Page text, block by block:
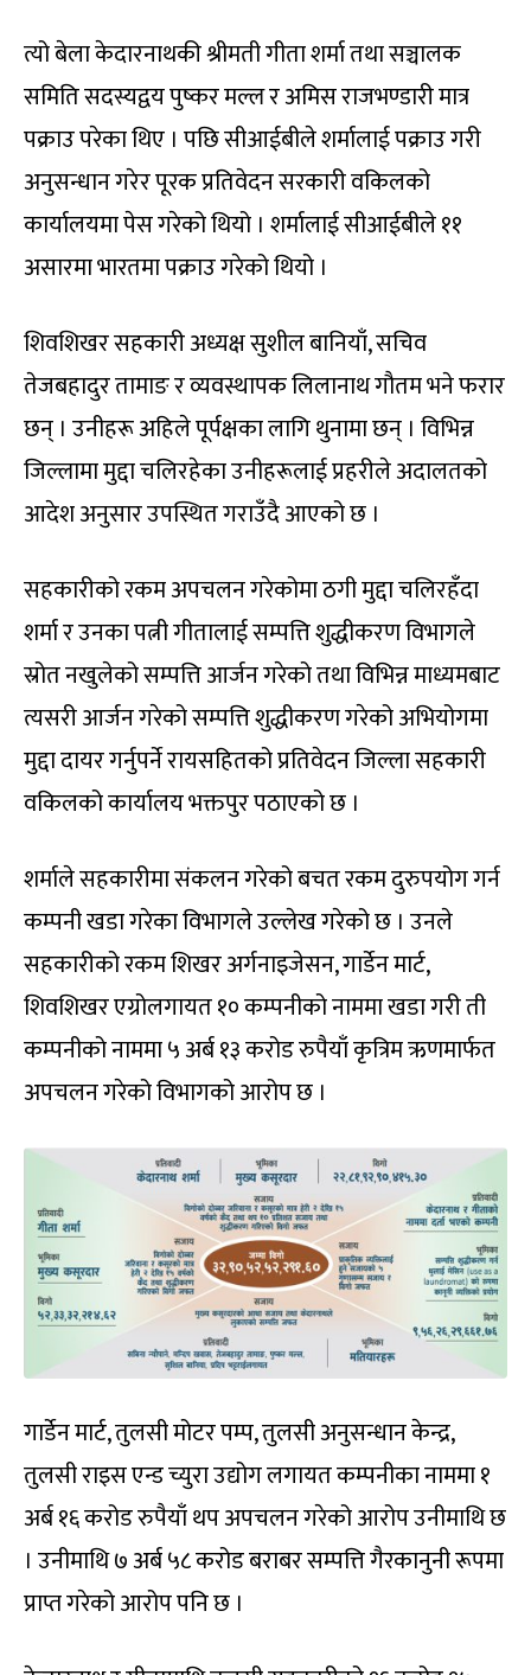
त्यो बेला केदारनाथकी श्रीमती गीता शर्मा तथा सञ्चालक
समिति सदस्यद्वय पुष्कर मल्ल र अमिस राजभण्डारी मात्र
पक्राउ परेका थिए । पछि सीआईबीले शर्मालाई पक्राउ गरी
अनुसन्धान गरेर पूरक प्रतिवेदन सरकारी वकिलको
कार्यालयमा पेस गरेको थियो । शर्मालाई सीआईबीले ११
असारमा भारतमा पक्राउ गरेको थियो ।
शिवशिखर सहकारी अध्यक्ष सुशील बानियाँ, सचिव
तेजबहादुर तामाङ र व्यवस्थापक लिलानाथ गौतम भने फरार
छन् । उनीहरू अहिले पूर्पक्षका लागि थुनामा छन् । विभिन्न
जिल्लामा मुद्दा चलिरहेका उनीहरूलाई प्रहरीले अदालतको
आदेश अनुसार उपस्थित गराउँदै आएको छ ।
सहकारीको रकम अपचलन गरेकोमा ठगी मुद्दा चलिरहँदा
शर्मा र उनका पत्नी गीतालाई सम्पत्ति शुद्धीकरण विभागले
स्रोत नखुलेको सम्पत्ति आर्जन गरेको तथा विभिन्न माध्यमबाट
त्यसरी आर्जन गरेको सम्पत्ति शुद्धीकरण गरेको अभियोगमा
मुद्दा दायर गर्नुपर्ने रायसहितको प्रतिवेदन जिल्ला सहकारी
वकिलको कार्यालय भक्तपुर पठाएको छ ।
शर्माले सहकारीमा संकलन गरेको बचत रकम दुरुपयोग गर्न
कम्पनी खडा गरेका विभागले उल्लेख गरेको छ । उनले
सहकारीको रकम शिखर अर्गनाइजेसन, गार्डेन मार्ट,
शिवशिखर एग्रोलगायत १० कम्पनीको नाममा खडा गरी ती
कम्पनीको नाममा ५ अर्ब १३ करोड रुपैयाँ कृत्रिम ऋणमार्फत
अपचलन गरेको विभागको आरोप छ ।
गार्डेन मार्ट, तुलसी मोटर पम्प, तुलसी अनुसन्धान केन्द्र,
तुलसी राइस एन्ड च्युरा उद्योग लगायत कम्पनीका नाममा १
अर्ब १६ करोड रुपैयाँ थप अपचलन गरेको आरोप उनीमाथि छ
। उनीमाथि ७ अर्ब ५८ करोड बराबर सम्पत्ति गैरकानुनी रूपमा
प्राप्त गरेको आरोप पनि छ ।